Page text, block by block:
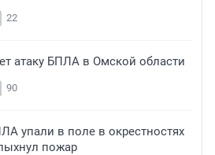
22
атаку БПЛА в Омской области
90
упали в поле в окрестностях
пожар